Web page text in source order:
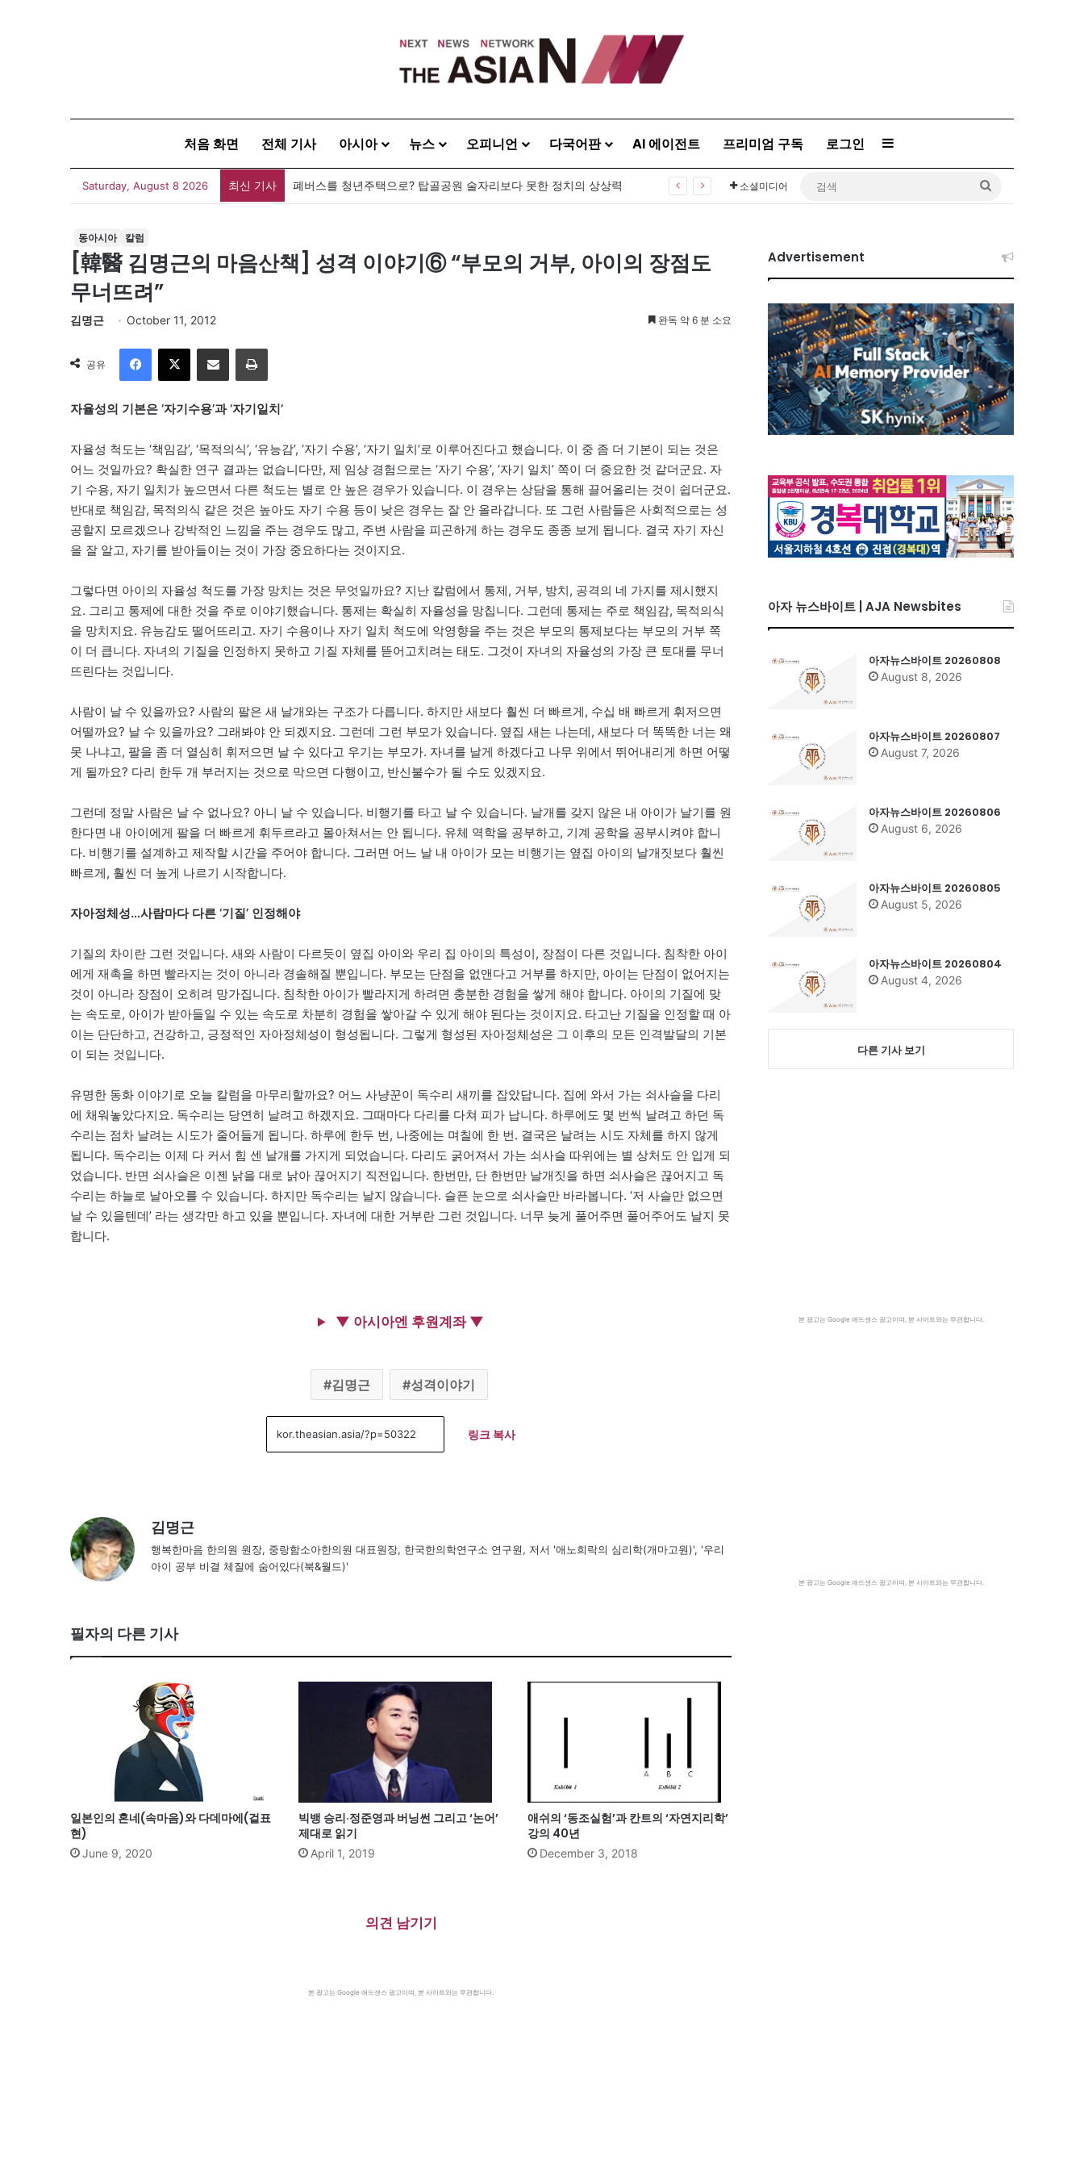
처음 화면 전체 기사 아시아 뉴스 오피니언 다국어판 AI 에이전트 프리미엄 구독 로그인 Sidebar
Saturday, August 8 2026 최신 기사 폐버스를 청년주택으로? 탑골공원 술자리보다 못한 정치의 상상력 소셜미디어
동아시아 칼럼
[韓醫 김명근의 마음산책] 성격 이야기⑥ “부모의 거부, 아이의 장점도
무너뜨려”
김명근 October 11, 2012 완독 약 6 분 소요
공유
이메일
자율성의 기본은 ‘자기수용’과 ‘자기일치’
자율성 척도는 ‘책임감’, ‘목적의식’, ‘유능감’, ‘자기 수용’, ‘자기 일치’로 이루어진다고 했습니다. 이 중 좀 더 기본이 되는 것은
어느 것일까요? 확실한 연구 결과는 없습니다만, 제 임상 경험으로는 ‘자기 수용’, ‘자기 일치’ 쪽이 더 중요한 것 같더군요. 자
기 수용, 자기 일치가 높으면서 다른 척도는 별로 안 높은 경우가 있습니다. 이 경우는 상담을 통해 끌어올리는 것이 쉽더군요.
반대로 책임감, 목적의식 같은 것은 높아도 자기 수용 등이 낮은 경우는 잘 안 올라갑니다. 또 그런 사람들은 사회적으로는 성
공할지 모르겠으나 강박적인 느낌을 주는 경우도 많고, 주변 사람을 피곤하게 하는 경우도 종종 보게 됩니다. 결국 자기 자신
을 잘 알고, 자기를 받아들이는 것이 가장 중요하다는 것이지요.
그렇다면 아이의 자율성 척도를 가장 망치는 것은 무엇일까요? 지난 칼럼에서 통제, 거부, 방치, 공격의 네 가지를 제시했지
요. 그리고 통제에 대한 것을 주로 이야기했습니다. 통제는 확실히 자율성을 망칩니다. 그런데 통제는 주로 책임감, 목적의식
을 망치지요. 유능감도 떨어뜨리고. 자기 수용이나 자기 일치 척도에 악영향을 주는 것은 부모의 통제보다는 부모의 거부 쪽
이 더 큽니다. 자녀의 기질을 인정하지 못하고 기질 자체를 뜯어고치려는 태도. 그것이 자녀의 자율성의 가장 큰 토대를 무너
뜨린다는 것입니다.
사람이 날 수 있을까요? 사람의 팔은 새 날개와는 구조가 다릅니다. 하지만 새보다 훨씬 더 빠르게, 수십 배 빠르게 휘저으면
어떨까요? 날 수 있을까요? 그래봐야 안 되겠지요. 그런데 그런 부모가 있습니다. 옆집 새는 나는데, 새보다 더 똑똑한 너는 왜
못 나냐고, 팔을 좀 더 열심히 휘저으면 날 수 있다고 우기는 부모가. 자녀를 날게 하겠다고 나무 위에서 뛰어내리게 하면 어떻
게 될까요? 다리 한두 개 부러지는 것으로 막으면 다행이고, 반신불수가 될 수도 있겠지요.
그런데 정말 사람은 날 수 없나요? 아니 날 수 있습니다. 비행기를 타고 날 수 있습니다. 날개를 갖지 않은 내 아이가 날기를 원
한다면 내 아이에게 팔을 더 빠르게 휘두르라고 몰아쳐서는 안 됩니다. 유체 역학을 공부하고, 기계 공학을 공부시켜야 합니
다. 비행기를 설계하고 제작할 시간을 주어야 합니다. 그러면 어느 날 내 아이가 모는 비행기는 옆집 아이의 날개짓보다 훨씬
빠르게, 훨씬 더 높게 나르기 시작합니다.
자아정체성…사람마다 다른 ‘기질’ 인정해야
기질의 차이란 그런 것입니다. 새와 사람이 다르듯이 옆집 아이와 우리 집 아이의 특성이, 장점이 다른 것입니다. 침착한 아이
에게 재촉을 하면 빨라지는 것이 아니라 경솔해질 뿐입니다. 부모는 단점을 없앤다고 거부를 하지만, 아이는 단점이 없어지는
것이 아니라 장점이 오히려 망가집니다. 침착한 아이가 빨라지게 하려면 충분한 경험을 쌓게 해야 합니다. 아이의 기질에 맞
는 속도로, 아이가 받아들일 수 있는 속도로 차분히 경험을 쌓아갈 수 있게 해야 된다는 것이지요. 타고난 기질을 인정할 때 아
이는 단단하고, 건강하고, 긍정적인 자아정체성이 형성됩니다. 그렇게 형성된 자아정체성은 그 이후의 모든 인격발달의 기본
이 되는 것입니다.
유명한 동화 이야기로 오늘 칼럼을 마무리할까요? 어느 사냥꾼이 독수리 새끼를 잡았답니다. 집에 와서 가는 쇠사슬을 다리
에 채워놓았다지요. 독수리는 당연히 날려고 하겠지요. 그때마다 다리를 다쳐 피가 납니다. 하루에도 몇 번씩 날려고 하던 독
수리는 점차 날려는 시도가 줄어들게 됩니다. 하루에 한두 번, 나중에는 며칠에 한 번. 결국은 날려는 시도 자체를 하지 않게
됩니다. 독수리는 이제 다 커서 힘 센 날개를 가지게 되었습니다. 다리도 굵어져서 가는 쇠사슬 따위에는 별 상처도 안 입게 되
었습니다. 반면 쇠사슬은 이젠 낡을 대로 낡아 끊어지기 직전입니다. 한번만, 단 한번만 날개짓을 하면 쇠사슬은 끊어지고 독
수리는 하늘로 날아오를 수 있습니다. 하지만 독수리는 날지 않습니다. 슬픈 눈으로 쇠사슬만 바라봅니다. ‘저 사슬만 없으면
날 수 있을텐데’ 라는 생각만 하고 있을 뿐입니다. 자녀에 대한 거부란 그런 것입니다. 너무 늦게 풀어주면 풀어주어도 날지 못
합니다.
▼ 아시아엔 후원계좌 ▼
김명근 성격이야기
링크 복사
김명근
행복한마음 한의원 원장, 중랑함소아한의원 대표원장, 한국한의학연구소 연구원, 저서 '애노희락의 심리학(개마고원)', '우리
아이 공부 비결 체질에 숨어있다(북&월드)'
필자의 다른 기사
일본인의 혼네(속마음)와 다데마에(겉표
현)
June 9, 2020
빅뱅 승리·정준영과 버닝썬 그리고 ‘논어’
제대로 읽기
April 1, 2019
애쉬의 ‘동조실험’과 칸트의 ‘자연지리학’
강의 40년
December 3, 2018
의견 남기기
본 광고는 Google 애드센스 광고이며, 본 사이트와는 무관합니다.
Advertisement
아자 뉴스바이트 | AJA Newsbites
아자뉴스바이트 20260808
August 8, 2026
아자뉴스바이트 20260807
August 7, 2026
아자뉴스바이트 20260806
August 6, 2026
아자뉴스바이트 20260805
August 5, 2026
아자뉴스바이트 20260804
August 4, 2026
다른 기사 보기
본 광고는 Google 애드센스 광고이며, 본 사이트와는 무관합니다.
본 광고는 Google 애드센스 광고이며, 본 사이트와는 무관합니다.